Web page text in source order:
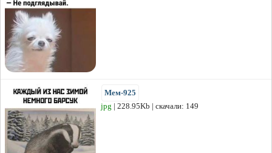
Мем-925
jpg | 228.95Kb | скачали: 149